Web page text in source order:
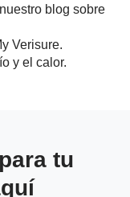
blog sobre
Verisure.
y el calor.
tu